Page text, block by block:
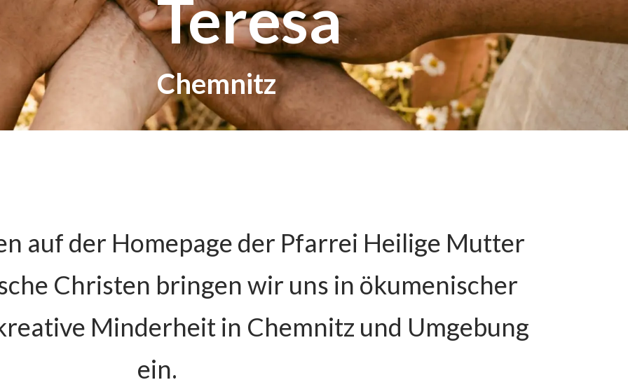
Singt Gott ein neues Lied!
Freizeit und Sport
Spiel, Spaß und Begegnung
(GCL)
Gott in allen Dingen suchen und finden
Kolping
Kolpingsfamilie St. Franziskus
Salesianische Mitarbeiter
Den salesianischen Auftrag leben
geben
auf dem Sonnenberg
Polizeiseelsorge
Ein offenes Ohr für die Helfer
Notfallseelsorge
Schnelle Hilfe bei Krisen
Teresa
Chemnitz
auf der Homepage der Pfarrei Heilige Mutter
Christen bringen wir uns in ökumenischer
Minderheit in Chemnitz und Umgebung
ein.